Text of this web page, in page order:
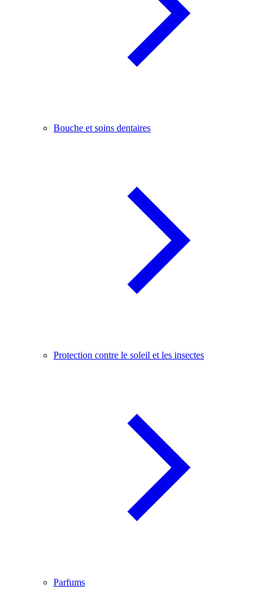
Bouche et soins dentaires
Protection contre le soleil et les insectes
Parfums